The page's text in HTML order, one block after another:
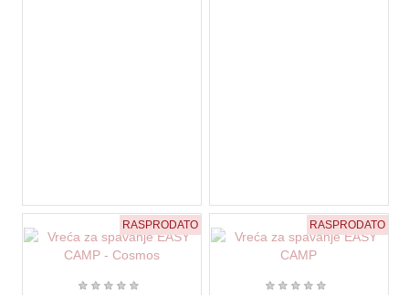
RASPRODATO
★ ★ ★ ★ ★
RASPRODATO
★ ★ ★ ★ ★